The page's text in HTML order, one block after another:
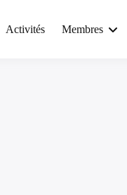
Activités Membres